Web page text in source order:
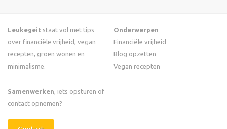
Leukegeit staat vol met tips
over financiële vrijheid, vegan
recepten, groen wonen en
minimalisme.
Samenwerken, iets opsturen of
contact opnemen?
Onderwerpen
Financiële vrijheid
Blog opzetten
Vegan recepten